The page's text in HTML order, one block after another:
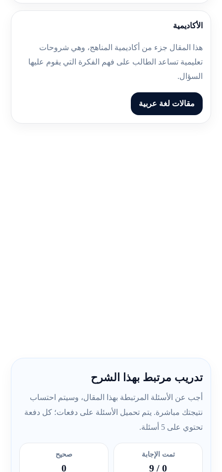
الأكاديمية
هذا المقال جزء من أكاديمية المناهج، وهي شروحات
تعليمية تساعد الطالب على فهم الفكرة التي يقوم عليها
السؤال.
مقالات لغة عربية
تدريب مرتبط بهذا الشرح
أجب عن الأسئلة المرتبطة بهذا المقال، وسيتم احتساب
نتيجتك مباشرة. يتم تحميل الأسئلة على دفعات؛ كل دفعة
تحتوي على 5 أسئلة.
تمت الإجابة
0
/ 9
صحيح
0